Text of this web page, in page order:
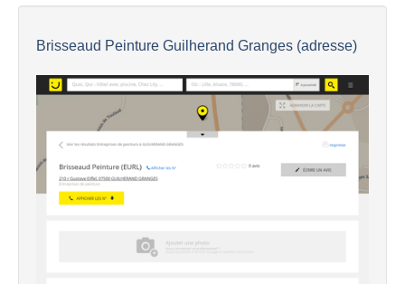
Brisseaud Peinture Guilherand Granges (adresse)